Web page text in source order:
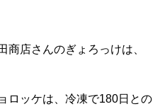
商店さんのぎょろっけは、
ロッケは、冷凍で180日との